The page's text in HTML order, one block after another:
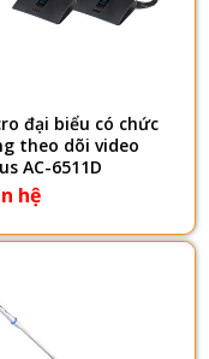
đại biểu có chức
theo dõi video
AC-6511D
hệ